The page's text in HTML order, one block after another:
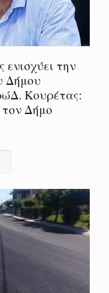
την
Δήμου
Κουρέτας:
Δήμο